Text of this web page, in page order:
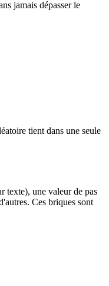
jamais dépasser le
tient dans une seule
texte), une valeur de pas
Ces briques sont